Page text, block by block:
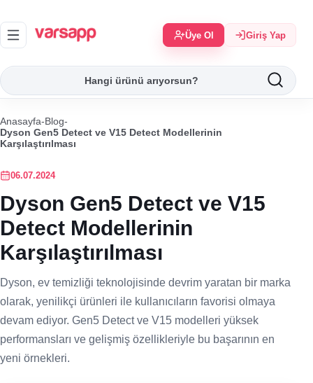
Üye Ol Giriş Yap
Anasayfa-Blog-
Dyson Gen5 Detect ve V15 Detect Modellerinin
Karşılaştırılması
06.07.2024
Dyson Gen5 Detect ve V15
Detect Modellerinin
Karşılaştırılması
Dyson, ev temizliği teknolojisinde devrim yaratan bir marka
olarak, yenilikçi ürünleri ile kullanıcıların favorisi olmaya
devam ediyor. Gen5 Detect ve V15 modelleri yüksek
performansları ve gelişmiş özellikleriyle bu başarının en
yeni örnekleri.